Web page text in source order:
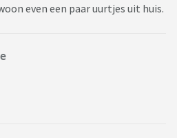
even een paar uurtjes uit huis.